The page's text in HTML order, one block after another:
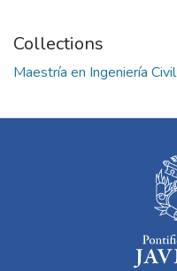
Collections
Maestría en Ingeniería Civil